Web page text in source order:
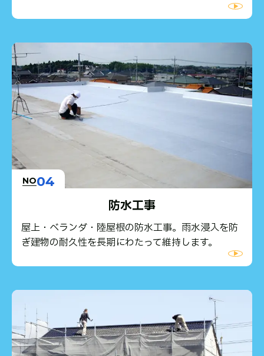
NO04
防水工事
屋上・ベランダ・陸屋根の防水工事。雨水浸入を防
ぎ建物の耐久性を長期にわたって維持します。